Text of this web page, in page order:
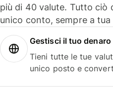
più di 40 valute. Tutto ciò
unico conto, sempre a tua
Gestisci il tuo
Tieni tutte le tue
unico posto e